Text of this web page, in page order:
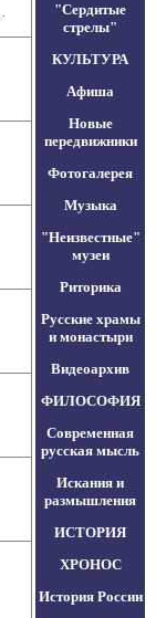
"Сердитые
стрелы"
КУЛЬТУРА
Афиша
Новые
передвижники
Фотогалерея
Музыка
"Неизвестные"
музеи
Риторика
Русские храмы
и монастыри
Видеоархив
ФИЛОСОФИЯ
Современная
русская мысль
Искания и
размышления
ИСТОРИЯ
ХРОНОС
История России